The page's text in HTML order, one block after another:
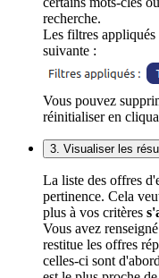
recherche.
Les filtres appliqués
suivante :
Vous pouvez
réinitialiser en
3. Visualiser les
La liste des offres
pertinence. Cela
plus à vos critères
Vous avez
restitue les offres
celles-ci sont